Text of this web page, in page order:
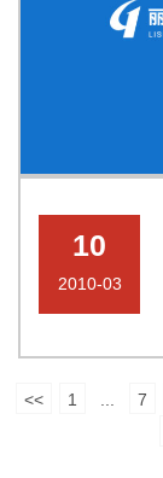
10
2010-03
<< 1 7